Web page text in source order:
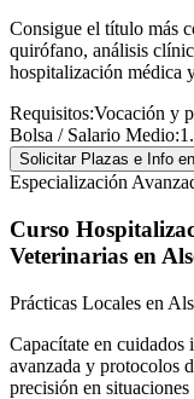
Consigue el título más
quirófano, análisis
hospitalización médica
Requisitos:Vocación y
Bolsa / Salario Medio:
Solicitar Plazas e Info
Especialización
Curso
Veterinarias en
Prácticas Locales en
Capacítate en cuidados
avanzada y protocolos
precisión en